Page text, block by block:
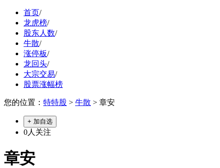
首页/
龙虎榜/
股东人数/
牛散/
涨停板/
龙回头/
大宗交易/
股票涨幅榜
您的位置： 特特股 > 牛散 > 章安
+ 加自选
0人关注
章安